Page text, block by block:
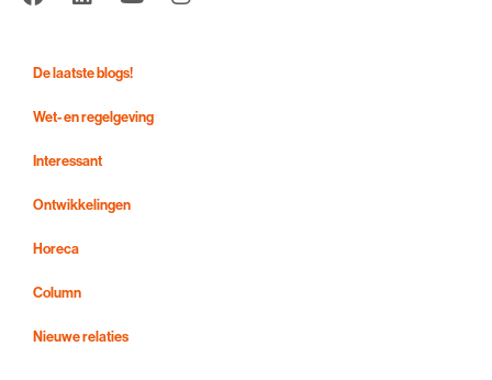
De laatste blogs!
Wet- en regelgeving
Interessant
Ontwikkelingen
Horeca
Column
Nieuwe relaties